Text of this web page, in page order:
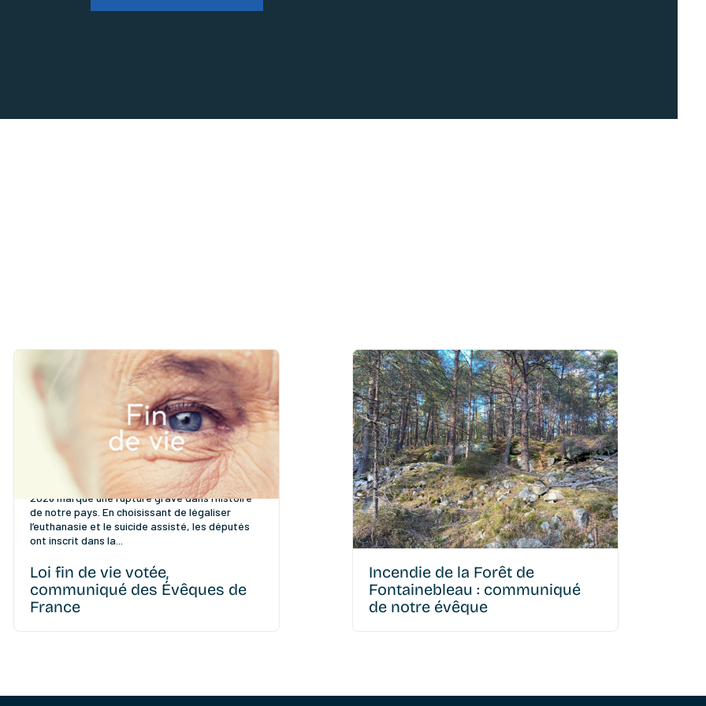
Loi fin de vie votée,
communiqué des Évêques de
France
Face à un choix de rupture, renouveler notre
engagement au service de la vie Ce 15 juillet
2026 marque une rupture grave dans l’histoire
de notre pays. En choisissant de légaliser
l’euthanasie et le suicide assisté, les députés
ont inscrit dans la...
Incendie de la Forêt de
Fontainebleau : communiqué
de notre évêque
Alors que l’incendie de la forêt de Fontainebleau
suscite une profonde émotion, je tiens à
assurer de ma prière et de ma proximité toutes
les personnes touchées par cette terrible
épreuve. Lire le communiqué + Mgr Jean-Yves
Nahmias